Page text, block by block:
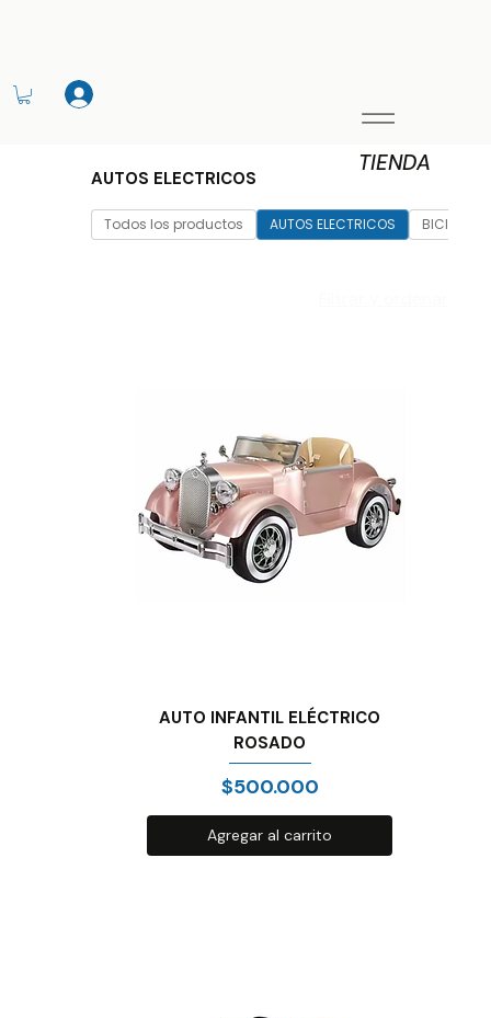
AUTOS ELECTRICOS
Todos los productos AUTOS ELECTRICOS
AUTO INFANTIL ELÉCTRICO
ROSADO
Precio
$500.000
Agregar al carrito
TIENDA